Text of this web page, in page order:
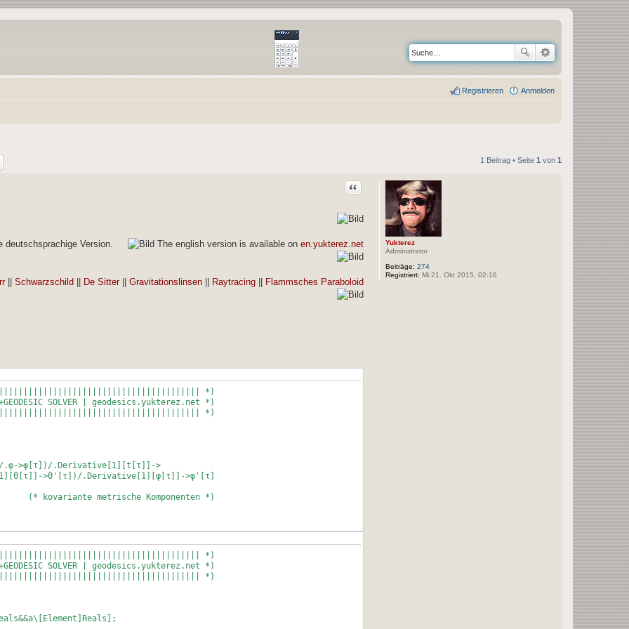
Anmelden
Registrieren
1 Beitrag • Seite 1 von 1
Yukterez
Administrator
Beiträge: 274
Registriert: Mi 21. Okt 2015, 02:16
Zitat
deutschsprachige Version. The english version is available onen.yukterez.net
||Schwarzschild || De Sitter ||Gravitationslinsen || Raytracing || Flammsches Paraboloid
*)
SOLVER | geodesics.yukterez.net *)
*)
>φ[τ])/.Derivative[1][t[τ]]->
>θ'[τ])/.Derivative[1][φ[τ]]->φ'[τ]
Komponenten *)
*)
*)
SOLVER | geodesics.yukterez.net *)
*)